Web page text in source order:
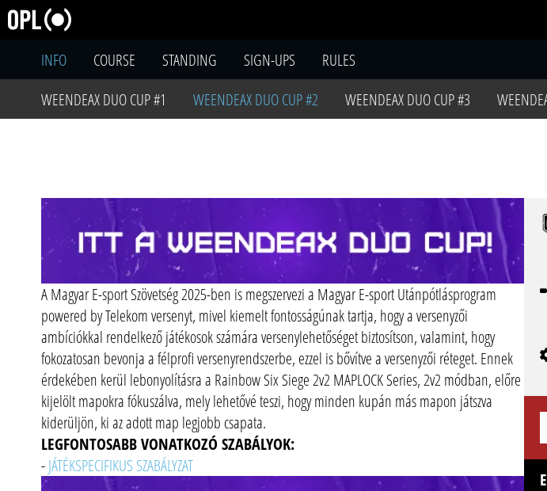
INFO
COURSE STANDING SIGN-UPS
RULES
WEENDEAX DUO CUP #1
WEENDEAX DUO CUP #2 WEENDEAX DUO CUP #3
A Magyar E-sport Szövetség 2025-ben is megszervezi a Magyar E-sport Utánpótlásprogram
powered by Telekom versenyt, mivel kiemelt fontosságúnak tartja, hogy a versenyzői
ambíciókkal rendelkező játékosok számára versenylehetőséget biztosítson, valamint, hogy
fokozatosan bevonja a félprofi versenyrendszerbe, ezzel is bővítve a versenyzői réteget. Ennek
érdekében kerül lebonyolításra a Rainbow Six Siege 2v2 MAPLOCK Series, 2v2 módban, előre
kijelölt mapokra fókuszálva, mely lehetővé teszi, hogy minden kupán más mapon játszva
kiderüljön, ki az adott map legjobb csapata.
LEGFONTOSABB VONATKOZÓ SZABÁLYOK:
-JÁTÉKSPECIFIKUS SZABÁLYZAT